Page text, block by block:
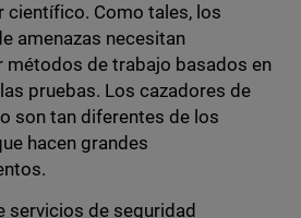
científico. Como tales, los
amenazas necesitan
métodos de trabajo basados en
pruebas. Los cazadores de
son tan diferentes de los
hacen grandes
servicios de seguridad